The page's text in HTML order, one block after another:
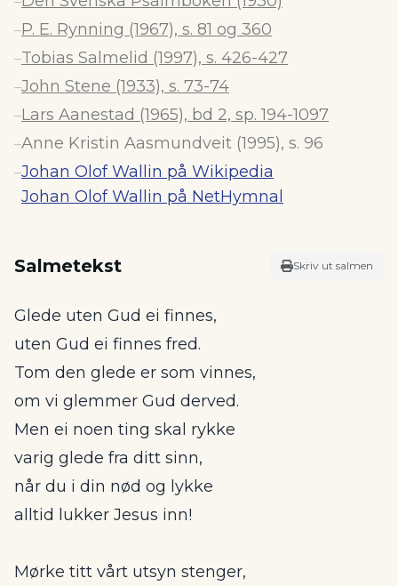
–P. E. Rynning (1967), s. 81 og 360
–Tobias Salmelid (1997), s. 426-427
–John Stene (1933), s. 73-74
–Lars Aanestad (1965), bd 2, sp. 194-1097
–Anne Kristin Aasmundveit (1995), s. 96
–Johan Olof Wallin på Wikipedia
Johan Olof Wallin på NetHymnal
Salmetekst Skriv ut salmen
Glede uten Gud ei finnes,
uten Gud ei finnes fred.
Tom den glede er som vinnes,
om vi glemmer Gud derved.
Men ei noen ting skal rykke
varig glede fra ditt sinn,
når du i din nød og lykke
alltid lukker Jesus inn!
Mørke titt vårt utsyn stenger,